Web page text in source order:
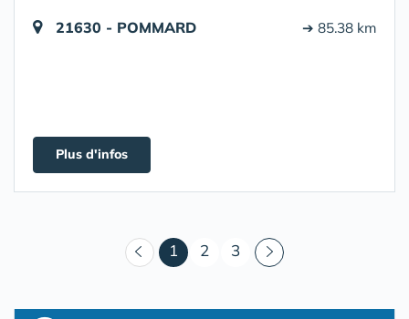
21630 - POMMARD ➔ 85.38 km
Plus d'infos
1 (courant)
2 3